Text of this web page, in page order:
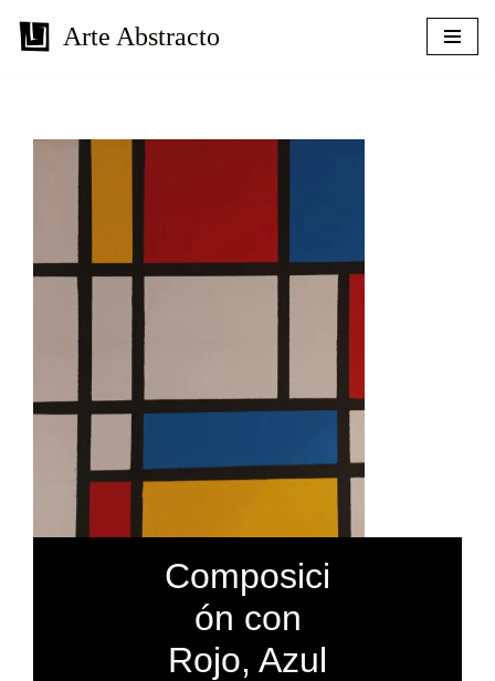
Arte Abstracto
Composici
ón con
Rojo, Azul